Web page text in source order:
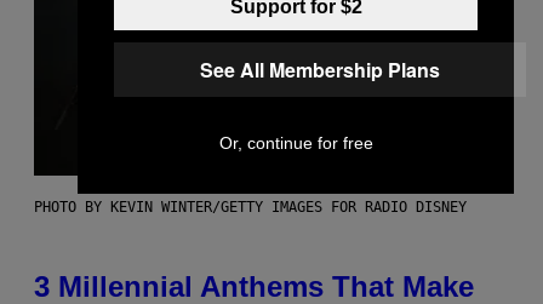
PHOTO BY KEVIN WINTER/GETTY IMAGES FOR RADIO DISNEY
3 Millennial Anthems That Make
Support for $2
See All Membership Plans
Or, continue for free